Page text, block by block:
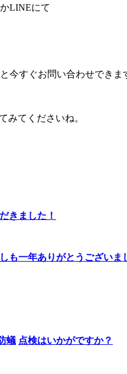
LINEにて
今すぐお問い合わせできま
みてくださいね。
きました！
も一年ありがとうございま
点検はいかがですか？